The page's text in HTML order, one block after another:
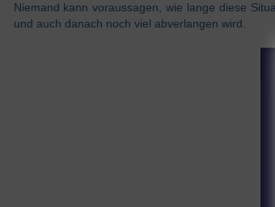
Niemand kann voraussagen, wie lange diese
und auch danach noch viel abverlangen wird.